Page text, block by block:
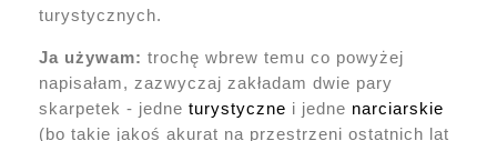
turystycznych.
Ja używam: trochę wbrew temu co powyżej
napisałam, zazwyczaj zakładam dwie pary
skarpetek - jedne turystyczne i jedne narciarskie
(bo takie jakoś akurat na przestrzeni ostatnich lat